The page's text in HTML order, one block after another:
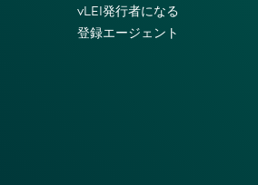
vLEI発行者になる
登録エージェント